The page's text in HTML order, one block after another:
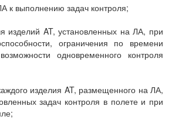
к выполнению задач контроля;
изделий AT, установленных на ЛА, при
ограничения по времени
одновременного контроля
изделия AT, размещенного на ЛА,
задач контроля в полете и при